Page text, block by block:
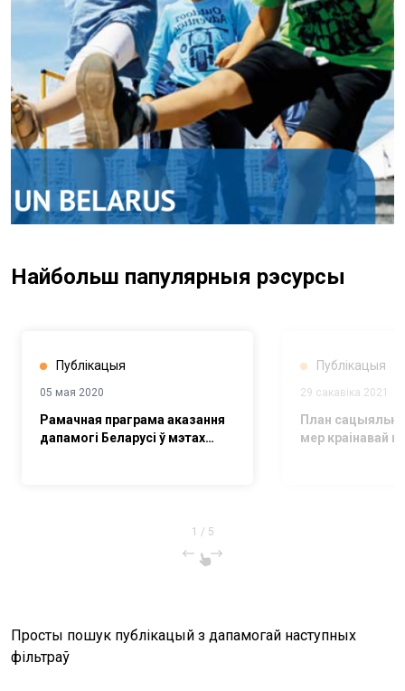
здольнасць адаптавацца, працуючы над
дасягненнем Мэтаў устойлівага развіцця (МУР) і
не пакідаючы нікога ў баку.
Найбольш папулярныя рэсурсы
Публікацыя
05 мая 2020
Рамачная праграма аказання
дапамогі Беларусі ў мэтах
Публікацыя
29 сакавіка 2021
План
мер краінавай
1 / 5
Просты пошук публікацый з дапамогай наступных
фільтраў